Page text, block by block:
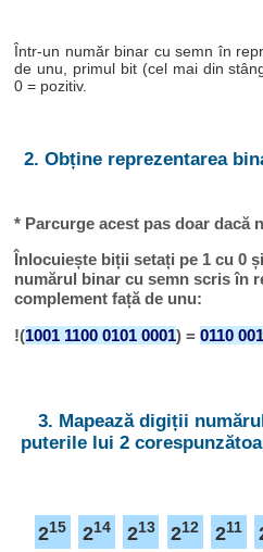
Într-un număr binar cu semn în
de unu, primul bit (cel mai din
0 = pozitiv.
2. Obține reprezentarea
* Parcurge acest pas doar dacă
Înlocuiește biții setați pe 1 cu 0
numărul binar cu semn scris în
complement față de unu:
!(1001 1100 0101 0001) =0110
3. Mapează digiții
puterile lui 2
215 214 213 212 211